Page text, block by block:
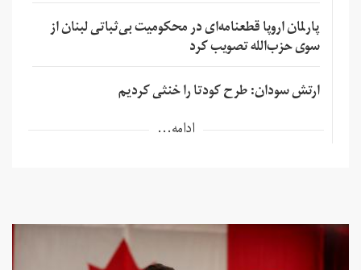
پارلمان اروپا قطعنامه‌ای در محکومیت بی‌ثباتی لبنان از
سوی حزب‌الله تصویب کرد
ارتش سودان: طرح کودتا را خنثی کردیم
ادامه...